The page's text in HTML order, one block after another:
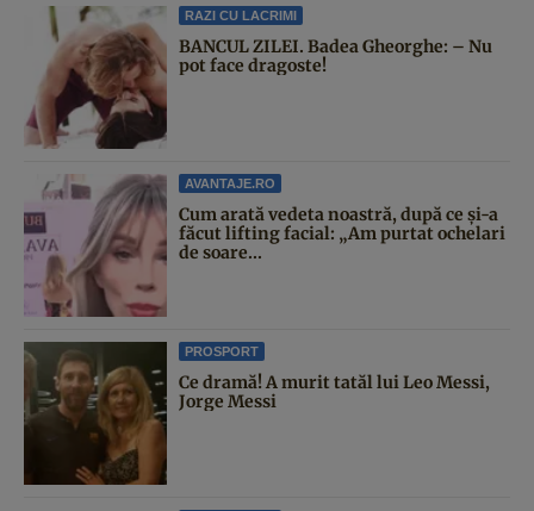
RAZI CU LACRIMI
BANCUL ZILEI. Badea Gheorghe: – Nu
pot face dragoste!
AVANTAJE.RO
Cum arată vedeta noastră, după ce și-a
făcut lifting facial: „Am purtat ochelari
de soare...
PROSPORT
Ce dramă! A murit tatăl lui Leo Messi,
Jorge Messi